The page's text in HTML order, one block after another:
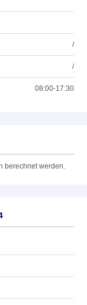
/
/
08:00-17:30
berechnet werden.